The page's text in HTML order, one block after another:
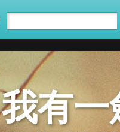
我有一